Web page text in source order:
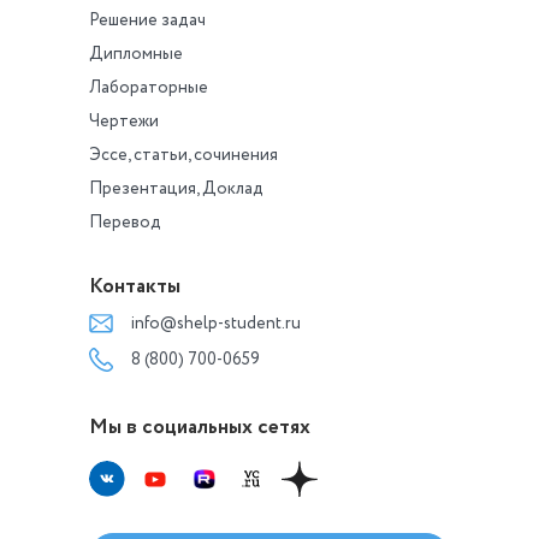
Решение задач
Дипломные
Лабораторные
Чертежи
Эссе, статьи, сочинения
Презентация, Доклад
Перевод
Контакты
info@shelp-student.ru
8 (800) 700-0659
Мы в социальных сетях